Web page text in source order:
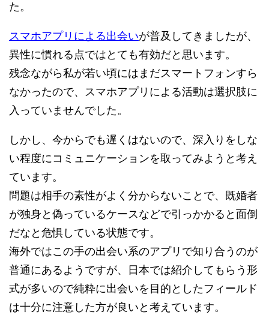
た。
スマホアプリによる出会いが普及してきましたが、
異性に慣れる点ではとても有効だと思います。
残念ながら私が若い頃にはまだスマートフォンすら
なかったので、スマホアプリによる活動は選択肢に
入っていませんでした。
しかし、今からでも遅くはないので、深入りをしな
い程度にコミュニケーションを取ってみようと考え
ています。
問題は相手の素性がよく分からないことで、既婚者
が独身と偽っているケースなどで引っかかると面倒
だなと危惧している状態です。
海外ではこの手の出会い系のアプリで知り合うのが
普通にあるようですが、日本では紹介してもらう形
式が多いので純粋に出会いを目的としたフィールド
は十分に注意した方が良いと考えています。